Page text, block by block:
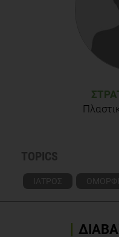
TOPICS
ΙΑΤΡΟΣ